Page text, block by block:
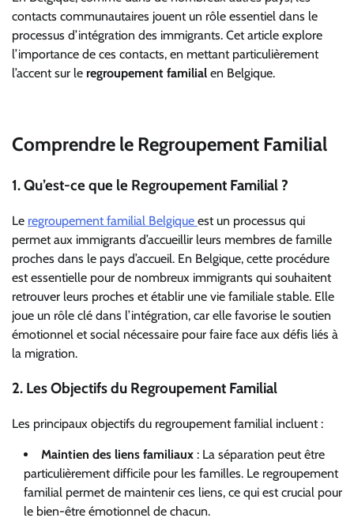
contacts communautaires jouent un rôle essentiel dans le
processus d’intégration des immigrants. Cet article explore
l’importance de ces contacts, en mettant particulièrement
l’accent sur le regroupement familial en Belgique.
Comprendre le Regroupement Familial
1. Qu’est-ce que le Regroupement Familial ?
Le regroupement familial Belgique est un processus qui
permet aux immigrants d’accueillir leurs membres de famille
proches dans le pays d’accueil. En Belgique, cette procédure
est essentielle pour de nombreux immigrants qui souhaitent
retrouver leurs proches et établir une vie familiale stable. Elle
joue un rôle clé dans l’intégration, car elle favorise le soutien
émotionnel et social nécessaire pour faire face aux défis liés à
la migration.
2. Les Objectifs du Regroupement Familial
Les principaux objectifs du regroupement familial incluent :
Maintien des liens familiaux : La séparation peut être
particulièrement difficile pour les familles. Le regroupement
familial permet de maintenir ces liens, ce qui est crucial pour
le bien-être émotionnel de chacun.